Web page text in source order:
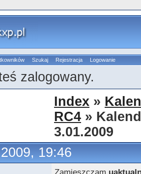
Szukaj Rejestracja Logowanie
zalogowany.
Index »
RC4 »
3.01.2009
19:46
Zamieszczam